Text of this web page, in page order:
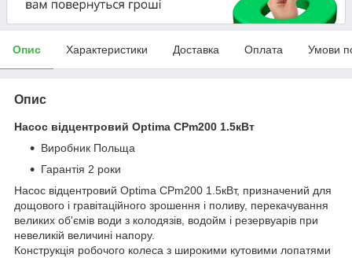
Опис Характеристики Доставка Оплата Умови
Опис
Насос відцентровий Optima CPm200 1.5кВт
Виробник Польща
Гарантія 2 роки
Насос відцентровий Optima CPm200 1.5кВт, призначений для
дощового і гравітаційного зрошення і поливу, перекачування
великих об'ємів води з колодязів, водойм і резервуарів при
невеликій величині напору.
Конструкція робочого колеса з широкими кутовими лопатями